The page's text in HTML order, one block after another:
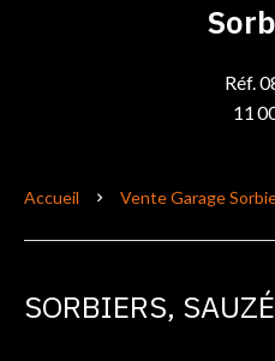
Réf.
11
Accueil Vente Garage
SORBIERS,